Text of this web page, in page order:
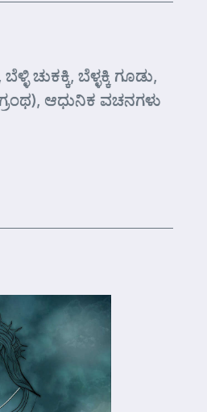
ಚುಕಕ್ಕಿ, ಬೆಳ್ಳಕ್ಕಿ ಗೂಡು,
ಆಧುನಿಕ ವಚನಗಳು